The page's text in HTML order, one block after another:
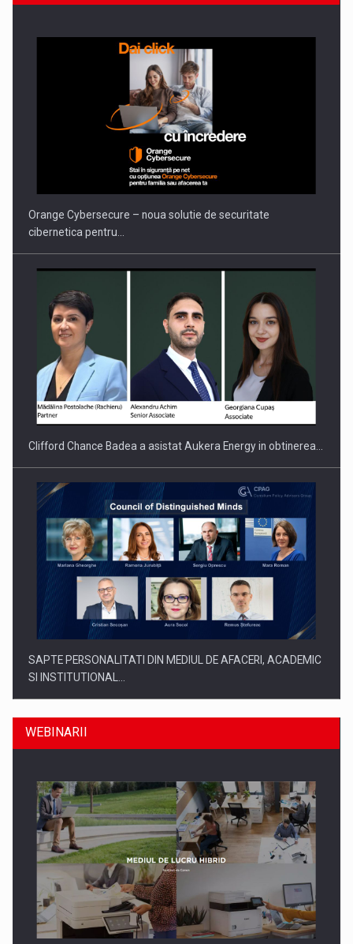
Orange Cybersecure – noua solutie de securitate
cibernetica pentru…
Clifford Chance Badea a asistat Aukera Energy in obtinerea…
SAPTE PERSONALITATI DIN MEDIUL DE AFACERI, ACADEMIC
SI INSTITUTIONAL…
SYCLEF isi consolideaza prezenta in Romania printr-o a
doua…
WEBINARII